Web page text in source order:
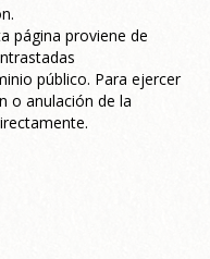
página proviene de
público. Para ejercer
o anulación de la